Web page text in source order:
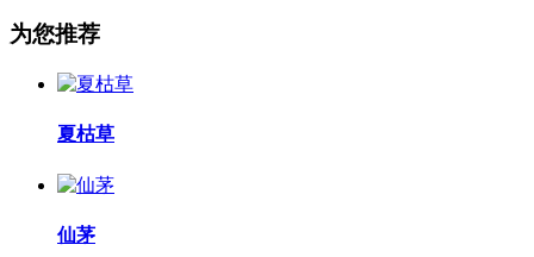
为您推荐
夏枯草
仙茅